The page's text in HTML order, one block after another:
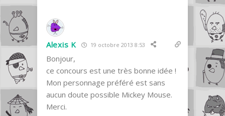
Alexis K 19 octobre 2013 8:53
Bonjour,
ce concours est une très bonne idée !
Mon personnage préféré est sans
aucun doute possible Mickey Mouse.
Merci.